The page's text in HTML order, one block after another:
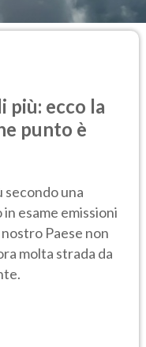
più: ecco la
punto è
secondo una
esame emissioni
Paese non
molta strada da